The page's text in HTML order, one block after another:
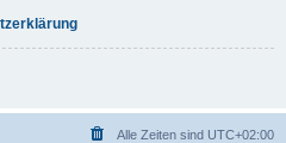
Alle Zeiten sind UTC+02:00